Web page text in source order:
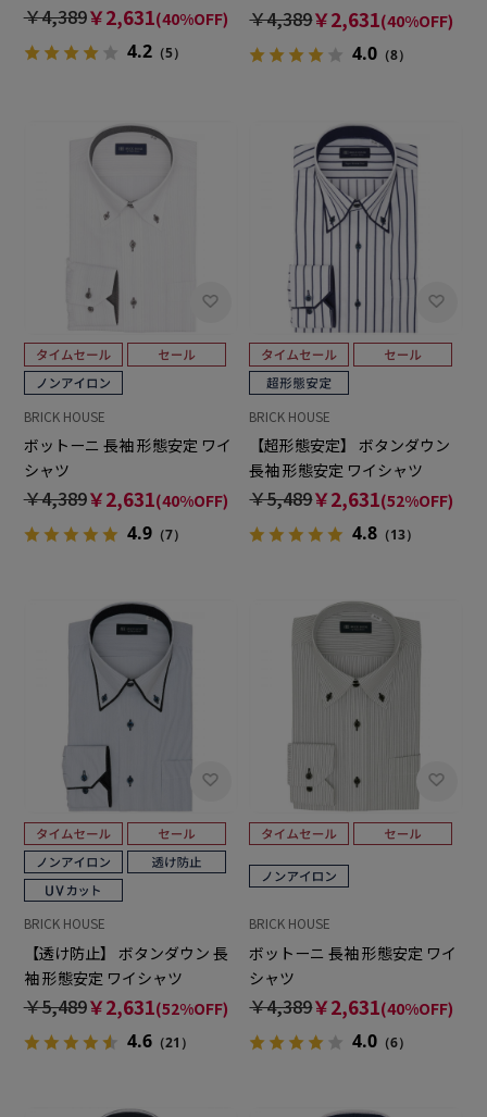
￥4,389￥2,631(40%OFF)
4.2（5）
シャツ
￥4,389￥2,631(40%OFF)
4.0 （8）
BRICK HOUSE
ボットーニ 長袖 形態安定 ワイ
シャツ
￥4,389￥2,631(40%OFF)
4.9（7）
BRICK HOUSE
【超形態安定】 ボタンダウン
長袖 形態安定 ワイシャツ
￥5,489￥2,631(52%OFF)
4.8 （13）
BRICK HOUSE
【透け防止】 ボタンダウン 長
袖 形態安定 ワイシャツ
￥5,489￥2,631(52%OFF)
4.6（21）
BRICK HOUSE
ボットーニ 長袖 形態安定 ワイ
シャツ
￥4,389￥2,631(40%OFF)
4.0 （6）